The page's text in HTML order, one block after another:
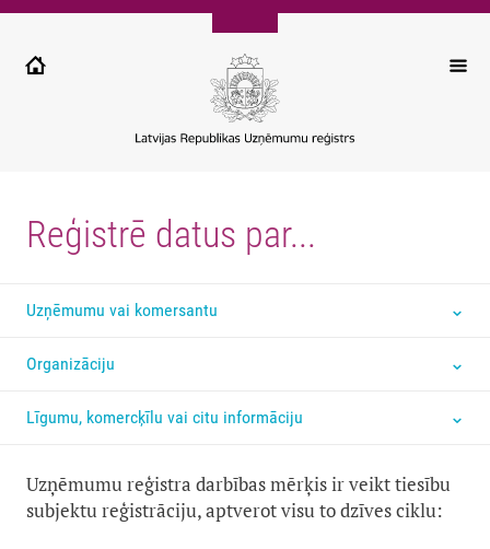
Pārlekt
galveno
Reģistrē datus par...
Uzņēmumu vai komersantu
Organizāciju
Līgumu, komercķīlu vai citu informāciju
Uzņēmumu reģistra darbības mērķis ir veikt tiesību
subjektu reģistrāciju, aptverot visu to dzīves ciklu: